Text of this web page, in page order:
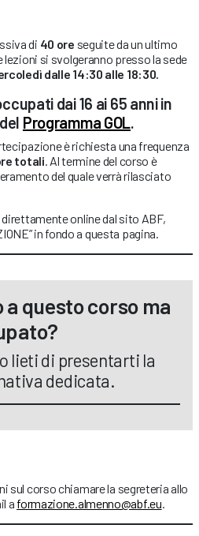
di 40 ore seguite da un ultimo
lezioni si svolgeranno presso la sede
dalle 14:30 alle 18:30.
dai 16 ai 65 anni in
Programma GOL.
è richiesta una frequenza
totali. Al termine del corso è
del quale verrà rilasciato
online dal sito ABF,
in fondo a questa pagina.
questo corso ma
lieti di presentarti la
dedicata.
sul corso chiamare la segreteria allo
a formazione.almenno@abf.eu.